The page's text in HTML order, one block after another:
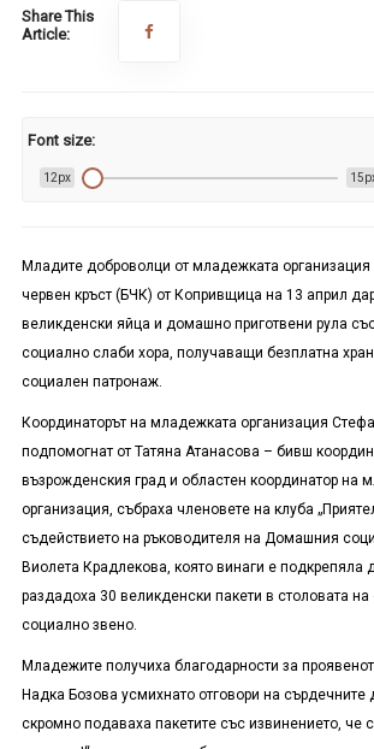
Share This
Article:
Font size:
12px
Младите доброволци от младежката организация
червен кръст (БЧК) от Копривщица на 13 април
великденски яйца и домашно приготвени рула
социално слаби хора, получаващи безплатна
социален патронаж.
Координаторът на младежката организация
подпомогнат от Татяна Атанасова – бивш
възрожденския град и областен координатор на
организация, събраха членовете на клуба
съдействието на ръководителя на Домашния
Виолета Крадлекова, която винаги е подкрепяла
раздадоха 30 великденски пакети в столовата
социално звено.
Младежите получиха благодарности за
Надка Бозова усмихнато отговори на сърдечните
скромно подаваха пакетите със извинението, че